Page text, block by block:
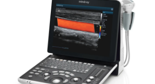
Гибкая эндоскопия
Лучевая диагностика
Ультразвуковая диагностика
Офтальмологическое оборудование